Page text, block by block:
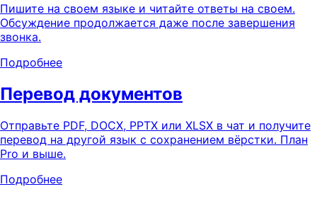
Пишите на своем языке и читайте ответы на своем.
Обсуждение продолжается даже после завершения
звонка.
Подробнее
Перевод документов
Отправьте PDF, DOCX, PPTX или XLSX в чат и получите
перевод на другой язык с сохранением вёрстки. План
Pro и выше.
Подробнее